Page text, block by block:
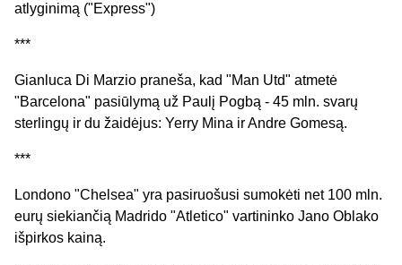
atlyginimą ("Express")
***
Gianluca Di Marzio praneša, kad "Man Utd" atmetė
"Barcelona" pasiūlymą už Paulį Pogbą - 45 mln. svarų
sterlingų ir du žaidėjus: Yerry Mina ir Andre Gomesą.
***
Londono "Chelsea" yra pasiruošusi sumokėti net 100 mln.
eurų siekiančią Madrido "Atletico" vartininko Jano Oblako
išpirkos kainą.